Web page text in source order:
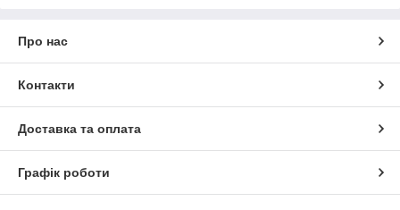
Про нас
Контакти
Доставка та оплата
Графік роботи